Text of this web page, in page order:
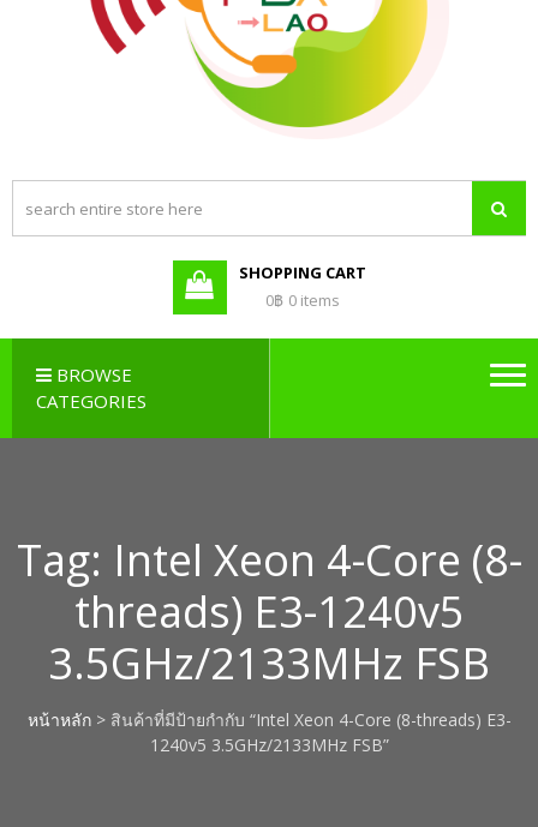
PBX LAO, IP-
PBX LAO,
PABX LAO,
NETWORK
SHOPPING CART
0฿ 0 items
BROWSE
CATEGORIES
Tag: Intel Xeon 4-Core (8-
threads) E3-1240v5
3.5GHz/2133MHz FSB
หน้าหลัก> สินค้าที่มีป้ายกำกับ “Intel Xeon 4-Core (8-threads) E3-
1240v5 3.5GHz/2133MHz FSB”